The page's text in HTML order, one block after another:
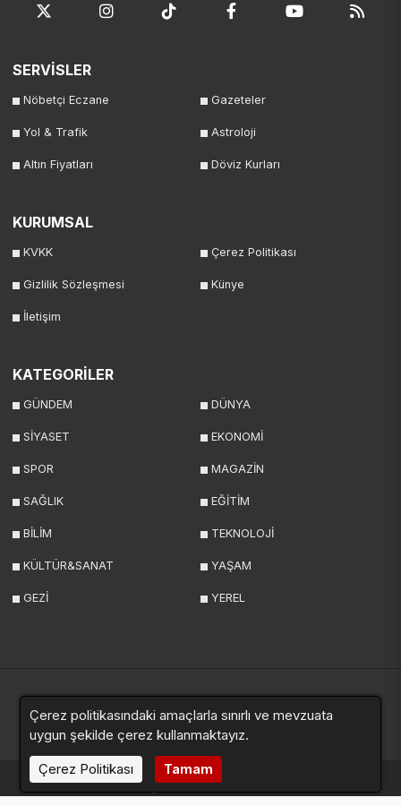
SERVİSLER
Nöbetçi Eczane Gazeteler
Yol & Trafik Astroloji
Altın Fiyatları Döviz Kurları
KURUMSAL
KVKK Çerez Politikası
Gizlilik Sözleşmesi Künye
İletişim
KATEGORİLER
GÜNDEM DÜNYA
SİYASET EKONOMİ
SPOR MAGAZİN
SAĞLIK EĞİTİM
BİLİM TEKNOLOJİ
KÜLTÜR&SANAT YAŞAM
GEZİ YEREL
Yazarlar VideolarGalerilerAnketler
haberde.net © 2024. Tüm hakları saklıdır.
Çerez politikasındaki amaçlarla sınırlı ve mevzuata
uygun şekilde çerez kullanmaktayız.
Çerez Politikası
Tamam